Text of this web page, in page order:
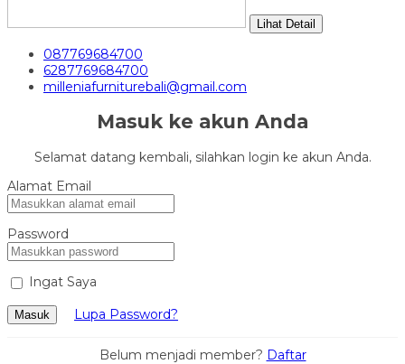
Lihat Detail
087769684700
6287769684700
milleniafurniturebali@gmail.com
Masuk ke akun Anda
Selamat datang kembali, silahkan login ke akun Anda.
Alamat Email
Password
Ingat Saya
Masuk Lupa Password?
Belum menjadi member? Daftar